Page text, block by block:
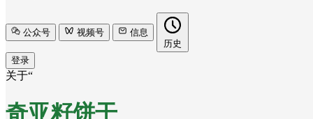
公众号 视频号
信息
历史
登录
关于“
奇亚籽饼干